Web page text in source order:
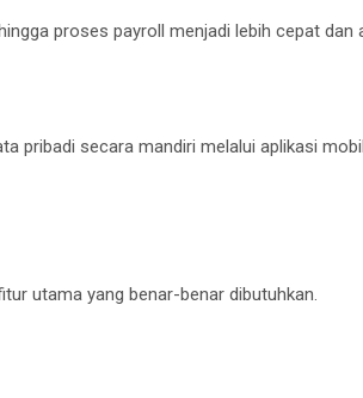
proses payroll menjadi lebih cepat dan
pribadi secara mandiri melalui aplikasi
utama yang benar-benar dibutuhkan.